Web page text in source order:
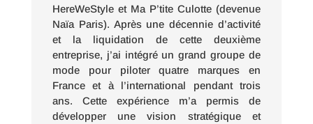
HereWeStyle et Ma P’tite Culotte (devenue
Naïa Paris). Après une décennie d’activité
et la liquidation de cette deuxième
entreprise, j’ai intégré un grand groupe de
mode pour piloter quatre marques en
France et à l’international pendant trois
ans. Cette expérience m’a permis de
développer une vision stratégique et